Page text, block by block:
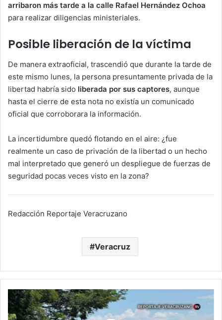
arribaron más tarde a la calle Rafael Hernández Ochoa
para realizar diligencias ministeriales.
Posible liberación de la víctima
De manera extraoficial, trascendió que durante la tarde de
este mismo lunes, la persona presuntamente privada de la
libertad habría sido liberada por sus captores, aunque
hasta el cierre de esta nota no existía un comunicado
oficial que corroborara la información.
La incertidumbre quedó flotando en el aire: ¿fue
realmente un caso de privación de la libertad o un hecho
mal interpretado que generó un despliegue de fuerzas de
seguridad pocas veces visto en la zona?
Redacción Reportaje Veracruzano
Veracruz
Carretera
de
la